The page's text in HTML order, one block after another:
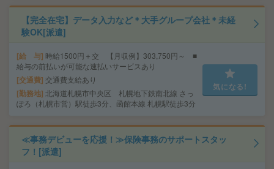
【完全在宅】データ入力など＊大手グループ会社＊未経
験OK[派遣]
給 与 時給1500円＋交 【月収例】303,750円～ ■
給与の前払いが可能な速払いサービスあり
交通費 交通費支給あり
勤務地 北海道札幌市中央区 札幌地下鉄南北線 さっ
ぽろ（札幌市営）駅徒歩3分、函館本線 札幌駅徒歩3分
気になる!
≪事務デビューを応援！≫保険事務のサポートスタッ
フ！[派遣]